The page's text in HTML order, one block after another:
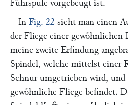
Fuͤhrspule vorgebeugt ist.
In Fig. 22 sieht man einen
der Fliege einer gewoͤhnlichen
meine zweite Erfindung
Spindel, welche mittelst einer
Schnur umgetrieben wird, und
gewoͤhnliche Fliege befindet.